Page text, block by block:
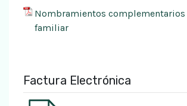
Nombramientos complementarios
familiar
Factura Electrónica